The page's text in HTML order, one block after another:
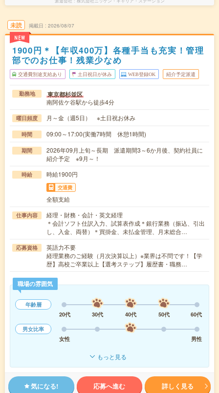
未読
NEW
掲載日 2026/08/07
1900円＊【年収400万】各種手当も充実！管理
部でのお仕事！残業少なめ
交通費別途支給あり 土日祝日が休み WEB登録OK 紹介予定派遣
勤務地 東京都杉並区
南阿佐ケ谷駅から徒歩4分
曜日頻度 月～金（週5日） ※土日祝お休み
時間 09:00～17:00(実働7時間 休憩1時間)
期間
2026年09月上旬～長期 派遣期間3～6か月後、契約社員に
紹介予定 ※9月～！
時給 時給1900円
交通費
全額支給
仕事内容
経理・財務・会計・英文経理
＊会計ソフト仕訳入力、試算表作成＊銀行業務（振込、引出
し、入金、両替）＊買掛金、未払金管理、月末総合…
応募資格
英語力不要
経理業務のご経験（月次決算以上）※業界は不問です！【学
歴】高校ご卒業以上【選考ステップ】履歴書・職務…
職場の雰囲気
年齢層
20代
30代 40代 50代
60代
男女比率
女性
男性
もっと見る
気になる! 応募へ進む 詳しく見る